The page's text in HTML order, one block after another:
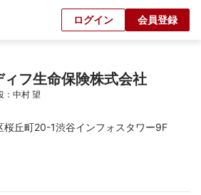
ログイン 会員登録
ィフ生命保険株式会社
：中村 望
桜丘町20-1渋谷インフォスタワー9F